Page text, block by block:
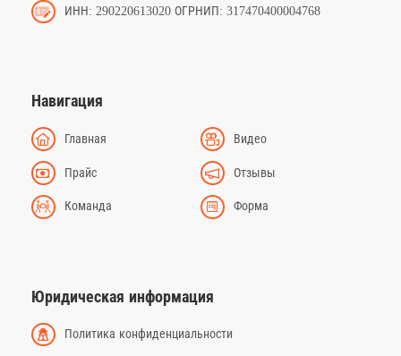
ИНН: 290220613020 ОГРНИП: 317470400004768
Навигация
Главная Видео
Прайс Отзывы
Команда Форма
Юридическая информация
Политика конфиденциальности